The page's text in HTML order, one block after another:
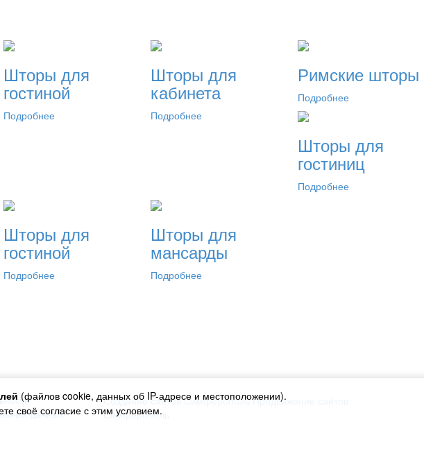
(файлов cookie, данных об IP-адресе и местоположении).
своё согласие с этим условием.
Шторы для
гостиной
Подробнее
Шторы для
кабинета
Подробнее
Римские шторы
Подробнее
Шторы для
гостиниц
Подробнее
Шторы для
гостиной
Подробнее
Шторы для
мансарды
Подробнее
данных
Создание сайтов Симферополь Продвижение сайтов
Симферополь